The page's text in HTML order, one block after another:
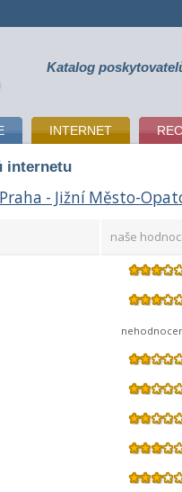
Katalog
INTERNET
internetu
Praha - Jižní Město-
naše